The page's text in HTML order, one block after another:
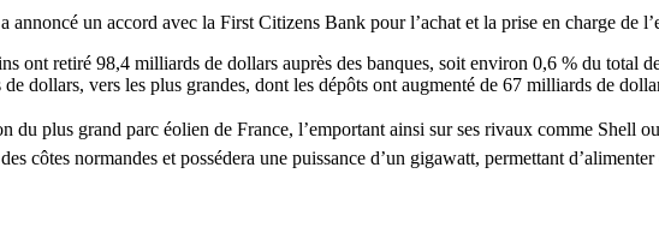
un accord avec la First Citizens Bank pour l’achat et la prise en charge de
ont retiré 98,4 milliards de dollars auprès des banques, soit environ 0,6 % du total
dollars, vers les plus grandes, dont les dépôts ont augmenté de 67 milliards de
du plus grand parc éolien de France, l’emportant ainsi sur ses rivaux comme Shell
côtes normandes et possédera une puissance d’un gigawatt, permettant